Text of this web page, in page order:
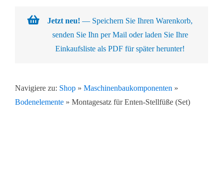
Kundenlösungen
Jetzt neu! — Speichern Sie Ihren Warenkorb,
senden Sie Ihn per Mail oder laden Sie Ihre
Einkaufsliste als PDF für später herunter!
Navigiere zu: Shop» Maschinenbaukomponenten »
Bodenelemente» Montagesatz für Enten-Stellfüße (Set)